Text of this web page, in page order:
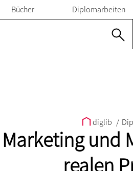
Bücher Diplomarbeiten
diglib /
realen